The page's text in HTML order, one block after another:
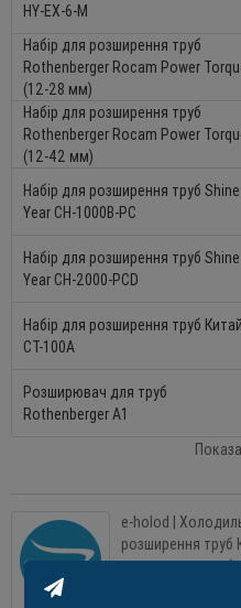
HY-EX-6-M
Набір для розширення труб
Rothenberger Rocam Power
(12-28 мм)
Набір для розширення труб
Rothenberger Rocam Power
(12-42 мм)
Набір для розширення труб Shine
Year CH-1000B-PC
Набір для розширення труб Shine
Year CH-2000-PCD
Набір для розширення труб Китай
CT-100A
Розширювач для труб
Rothenberger A1
e-holod |
розширення труб
розширення трубв